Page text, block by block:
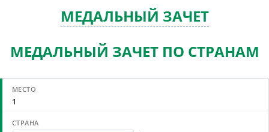
МЕДАЛЬНЫЙ ЗАЧЕТ
МЕДАЛЬНЫЙ ЗАЧЕТ ПО СТРАНАМ
1